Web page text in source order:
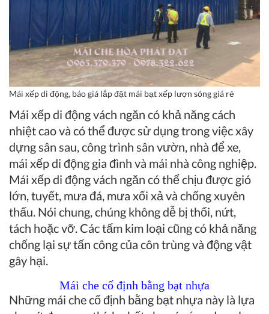
Mái xếp di động, báo giá lắp đặt mái bạt xếp lượn sóng giá rẻ
Mái xếp di động vách ngăn có khả năng cách
nhiệt cao và có thể được sử dụng trong việc xây
dựng sân sau, công trình sân vườn, nhà để xe,
mái xếp di động gia đình và mái nhà công nghiệp.
Mái xếp di động vách ngăn có thể chịu được gió
lớn, tuyết, mưa đá, mưa xối xả và chống xuyên
thấu. Nói chung, chúng không dễ bị thối, nứt,
tách hoặc vỡ. Các tấm kim loại cũng có khả năng
chống lại sự tấn công của côn trùng và động vật
gây hại.
Mái che cố định bằng bạt nhựa
Những mái che cố định bằng bạt nhựa này là lựa